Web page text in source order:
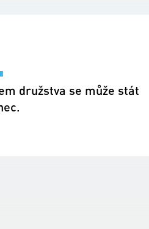
družstva se může stát